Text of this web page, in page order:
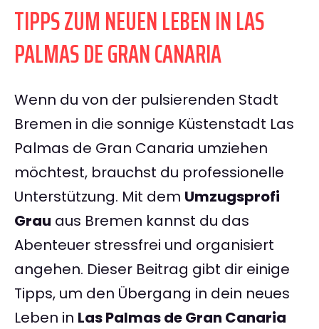
TIPPS ZUM NEUEN LEBEN IN LAS
PALMAS DE GRAN CANARIA
Wenn du von der pulsierenden Stadt
Bremen in die sonnige Küstenstadt Las
Palmas de Gran Canaria umziehen
möchtest, brauchst du professionelle
Unterstützung. Mit dem Umzugsprofi
Grau aus Bremen kannst du das
Abenteuer stressfrei und organisiert
angehen. Dieser Beitrag gibt dir einige
Tipps, um den Übergang in dein neues
Leben in Las Palmas de Gran Canaria